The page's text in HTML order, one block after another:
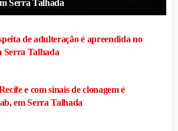
Serra Talhada
de adulteração é apreendida no
Serra Talhada
e com sinais de clonagem é
em Serra Talhada